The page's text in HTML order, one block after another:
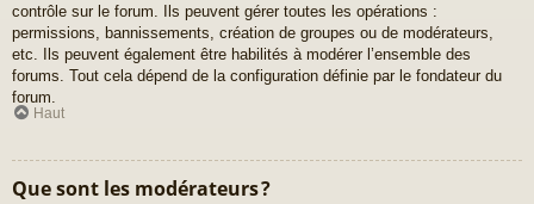
contrôle sur le forum. Ils peuvent gérer toutes les opérations :
permissions, bannissements, création de groupes ou de modérateurs,
etc. Ils peuvent également être habilités à modérer l’ensemble des
forums. Tout cela dépend de la configuration définie par le fondateur du
forum.
Haut
Que sont les modérateurs ?